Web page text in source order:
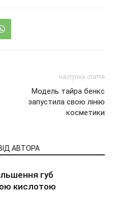
наступна стаття
Модель тайра бенкс
запустила свою лінію
косметики
АВТОРА
губ
кислотою